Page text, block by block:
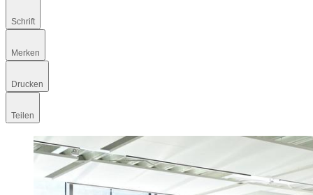
Schrift
Merken
Drucken
Teilen